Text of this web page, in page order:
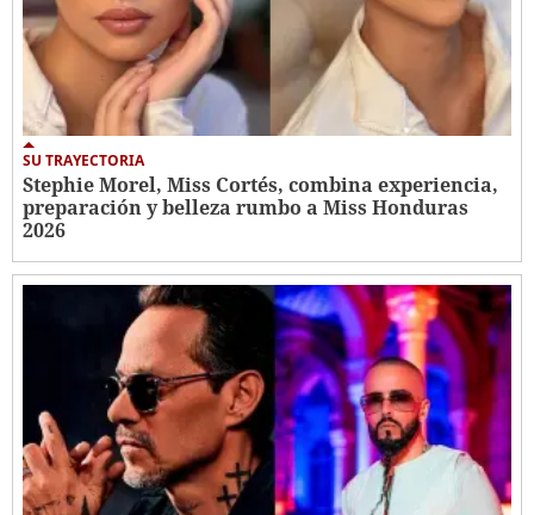
SU TRAYECTORIA
Stephie Morel, Miss Cortés, combina experiencia,
preparación y belleza rumbo a Miss Honduras
2026